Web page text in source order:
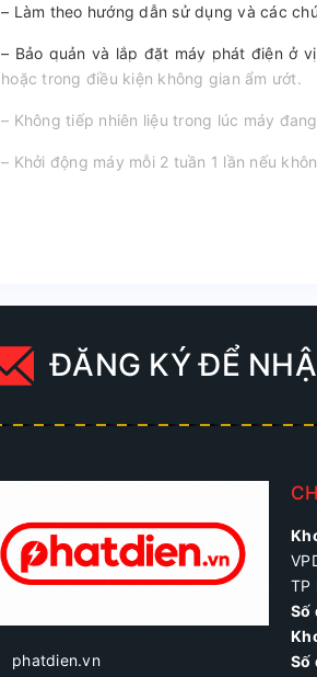
– Làm theo hướng dẫn sử dụng và các
– Bảo quản và lắp đặt máy phát điện ở
hoặc trong điều kiện không gian ẩm ướt.
– Không tiếp nhiên liệu trong lúc máy
– Khởi động máy mỗi 2 tuần 1 lần nếu
ĐĂNG KÝ ĐỂ
phatdien.vn
TP
Số
Số